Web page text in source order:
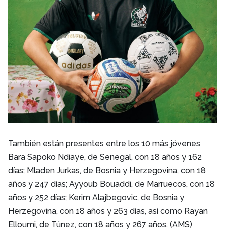
También están presentes entre los 10 más jóvenes
Bara Sapoko Ndiaye, de Senegal, con 18 años y 162
días; Mladen Jurkas, de Bosnia y Herzegovina, con 18
años y 247 días; Ayyoub Bouaddi, de Marruecos, con 18
años y 252 días; Kerim Alajbegovic, de Bosnia y
Herzegovina, con 18 años y 263 días, así como Rayan
Elloumi, de Túnez, con 18 años y 267 años. (AMS)